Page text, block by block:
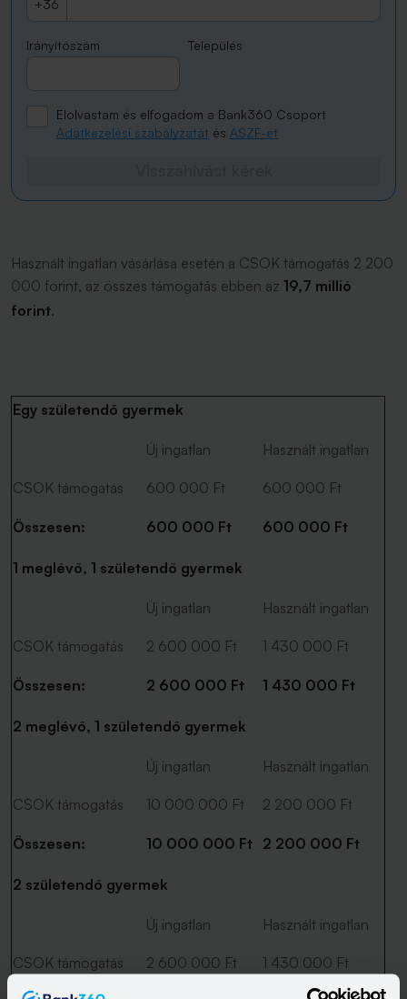
+36
Irányítószám Település
Elolvastam és elfogadom a Bank360 Csoport
Adatkezelési szabályzatát és ÁSZF-ét
Használt ingatlan vásárlása esetén a CSOK támogatás 2 200
000 forint, az összes támogatás ebben az 19,7 millió
forint.
Egy születendő gyermek
Új ingatlan Használt ingatlan
CSOK támogatás 600 000 Ft 600 000 Ft
Összesen: 600 000 Ft 600 000 Ft
1 meglévő, 1 születendő gyermek
Új ingatlan Használt ingatlan
CSOK támogatás 2 600 000 Ft 1 430 000 Ft
Összesen: 2 600 000 Ft 1 430 000 Ft
2 meglévő, 1 születendő gyermek
Új ingatlan Használt ingatlan
CSOK támogatás 10 000 000 Ft 2 200 000 Ft
Összesen: 10 000 000 Ft 2 200 000 Ft
2 születendő gyermek
Új ingatlan Használt ingatlan
CSOK támogatás 2 600 000 Ft 1 430 000 Ft